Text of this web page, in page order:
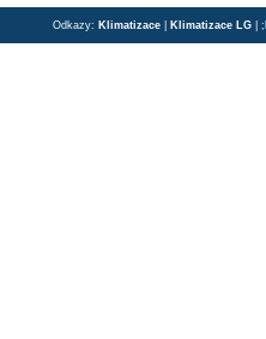
Odkazy: Klimatizace Klimatizace LG | ;